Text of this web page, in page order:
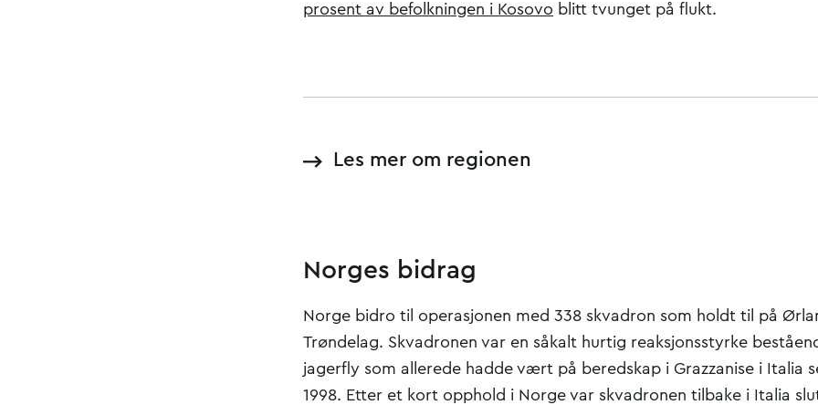
prosent av befolkningen i Kosovo blitt tvunget på flukt.
Les mer om regionen
Norges bidrag
Norge bidro til operasjonen med 338 skvadron som holdt til på
Trøndelag. Skvadronen var en såkalt hurtig reaksjonsstyrke
jagerfly som allerede hadde vært på beredskap i Grazzanise i Italia
1998. Etter et kort opphold i Norge var skvadronen tilbake i Italia